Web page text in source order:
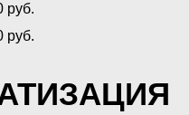
руб.
руб.